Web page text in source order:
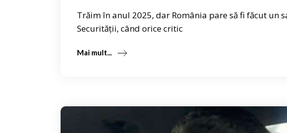
Trăim în anul 2025, dar România pare să fi făcut un
Securității, când orice critic
Mai mult...